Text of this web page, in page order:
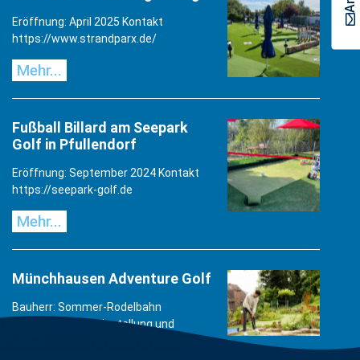
Eröffnung: April 2025 Kontakt
https://www.strandparx.de/
Mehr...
Fußball Billard am Seepark
Golf in Pfullendorf
Eröffnung: September 2024 Kontakt
https://seepark-golf.de
Mehr...
Münchhausen Adventure Golf
Bauherr: Sommer-Rodelbahn
BodenwerderFertigstellung und